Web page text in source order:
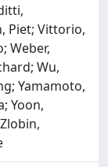
Piet; Vittorio,
Weber,
Wu,
Yamamoto,
Yoon,